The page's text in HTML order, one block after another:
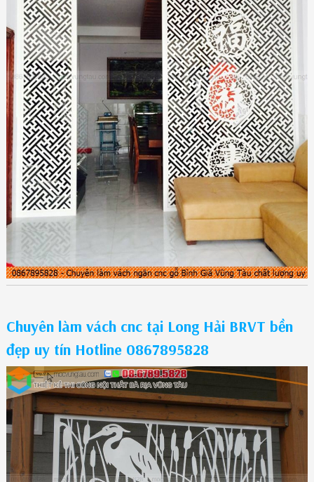
Chuyên làm vách cnc tại Long Hải BRVT bền
đẹp uy tín Hotline 0867895828